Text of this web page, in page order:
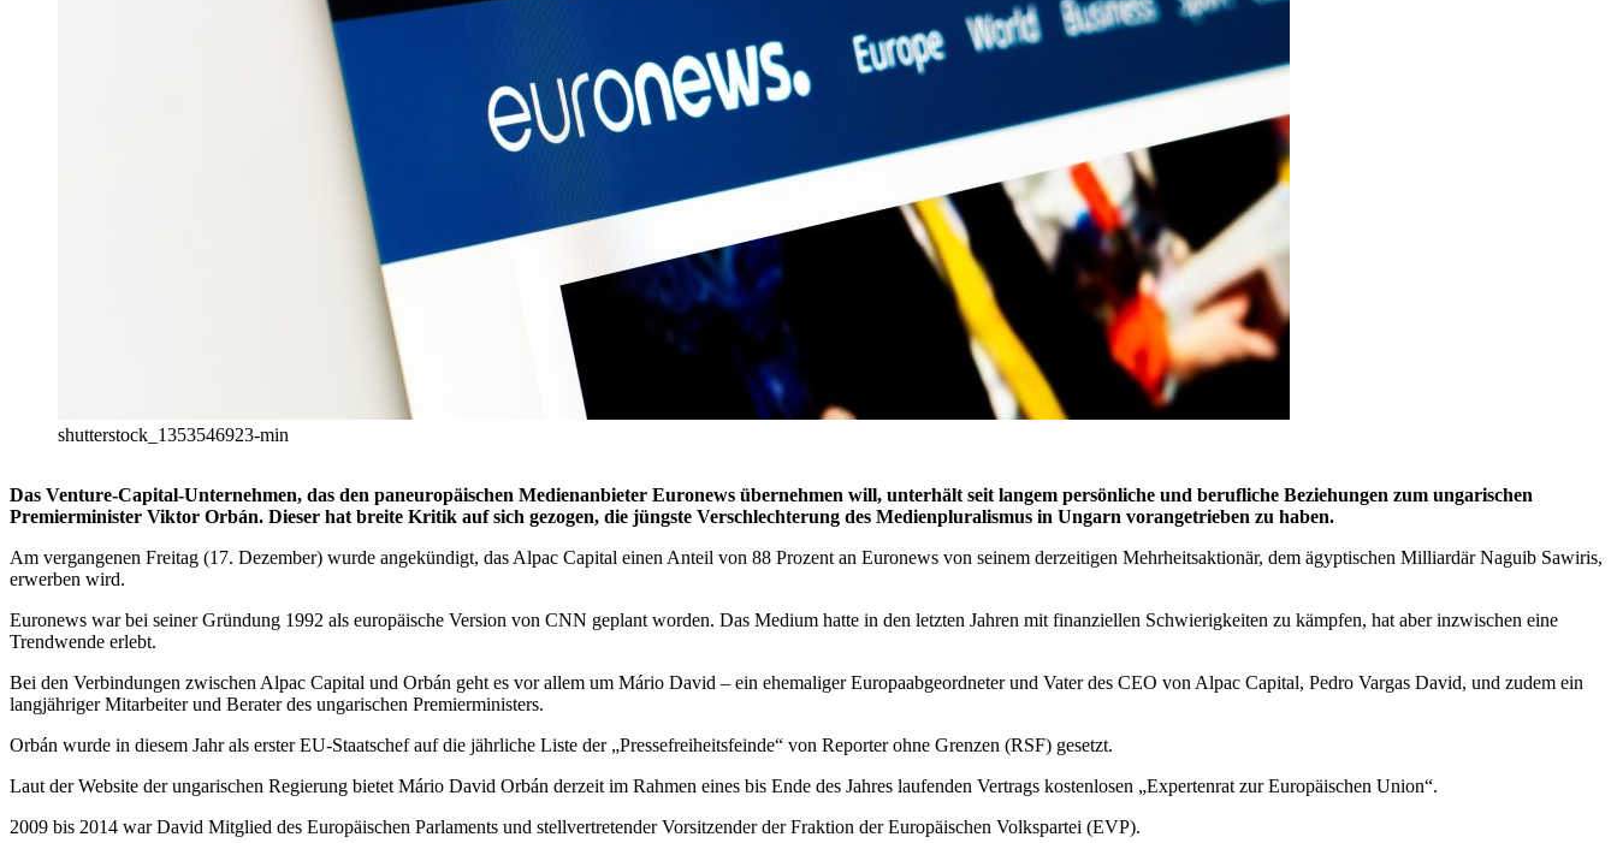
shutterstock_1353546923-min
Das Venture-Capital-Unternehmen, das den paneuropäischen Medienanbieter Euronews übernehmen will, unterhält seit langem persönliche und berufliche Beziehungen zum ungarischen
Premierminister Viktor Orbán. Dieser hat breite Kritik auf sich gezogen, die jüngste Verschlechterung des Medienpluralismus in Ungarn vorangetrieben zu haben.
Am vergangenen Freitag (17. Dezember) wurde angekündigt, das Alpac Capital einen Anteil von 88 Prozent an Euronews von seinem derzeitigen Mehrheitsaktionär, dem ägyptischen Milliardär Naguib Sawiris,
erwerben wird.
Euronews war bei seiner Gründung 1992 als europäische Version von CNN geplant worden. Das Medium hatte in den letzten Jahren mit finanziellen Schwierigkeiten zu kämpfen, hat aber inzwischen eine
Trendwende erlebt.
Bei den Verbindungen zwischen Alpac Capital und Orbán geht es vor allem um Mário David – ein ehemaliger Europaabgeordneter und Vater des CEO von Alpac Capital, Pedro Vargas David, und zudem ein
langjähriger Mitarbeiter und Berater des ungarischen Premierministers.
Orbán wurde in diesem Jahr als erster EU-Staatschef auf die jährliche Liste der „Pressefreiheitsfeinde“ von Reporter ohne Grenzen (RSF) gesetzt.
Laut der Website der ungarischen Regierung bietet Mário David Orbán derzeit im Rahmen eines bis Ende des Jahres laufenden Vertrags kostenlosen „Expertenrat zur Europäischen Union“.
2009 bis 2014 war David Mitglied des Europäischen Parlaments und stellvertretender Vorsitzender der Fraktion der Europäischen Volkspartei (EVP).